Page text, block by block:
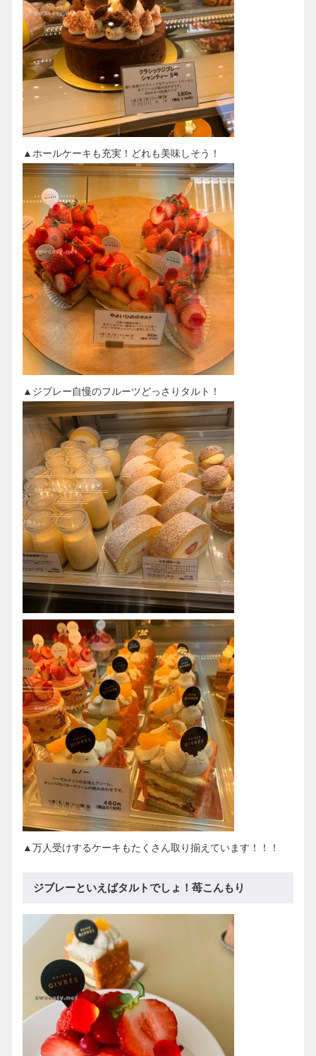
▲ホールケーキも充実！どれも美味しそう！
▲ジブレー自慢のフルーツどっさりタルト！
▲万人受けするケーキもたくさん取り揃えています！！！
ジブレーといえばタルトでしょ！苺こんもり